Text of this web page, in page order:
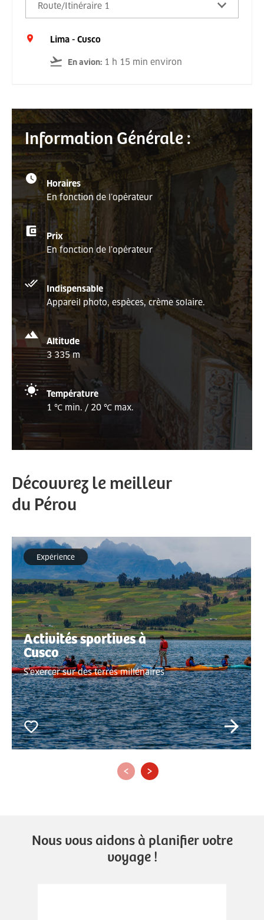
Route/Itinéraire 1
Lima - Cusco
En avion: 1 h 15 min environ
Information Générale :
Horaires
En fonction de l’opérateur
Prix
En fonction de l’opérateur
Indispensable
Appareil photo, espèces, crème solaire.
Altitude
3 335 m
Température
1 ℃ min. / 20 ℃ max.
Découvrez le meilleur
du Pérou
Expérience
Activités sportives à
Cusco
S’exercer sur des terres millénaires
‹ ›
Nous vous aidons à planifier votre
voyage !